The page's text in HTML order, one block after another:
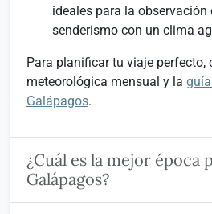
ideales para la observación
senderismo con un clima
Para planificar tu viaje perfecto,
meteorológica mensual y la
Galápagos.
¿Cuál es la mejor época
Galápagos?